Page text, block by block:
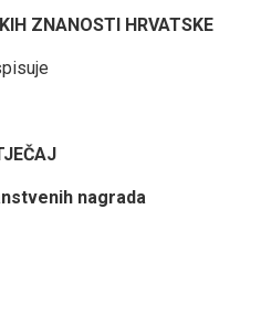
ZNANOSTI HRVATSKE
nagrada